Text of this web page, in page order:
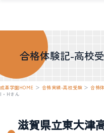
合格体験記-高校
成基学園HOME ＞ 合格実績-高校受験 ＞合格
I・Hさん
滋賀県立東大津